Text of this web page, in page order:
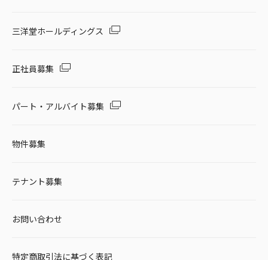
三洋堂ホールディングス
正社員募集
パート・アルバイト募集
物件募集
テナント募集
お問い合わせ
特定商取引法に基づく表記